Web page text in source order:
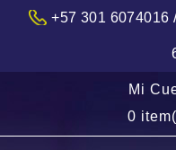
+57 301 6074016
Mi
0